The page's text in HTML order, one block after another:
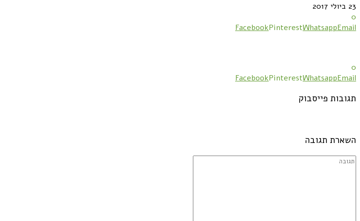
23 ביולי 2017
0
FacebookPinterestWhatsappEmail
0
FacebookPinterestWhatsappEmail
תגובות פייסבוק
השארת תגובה